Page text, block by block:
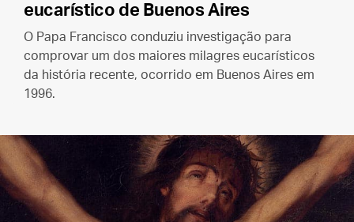
eucarístico de Buenos Aires
O Papa Francisco conduziu investigação para
comprovar um dos maiores milagres eucarísticos
da história recente, ocorrido em Buenos Aires em
1996.